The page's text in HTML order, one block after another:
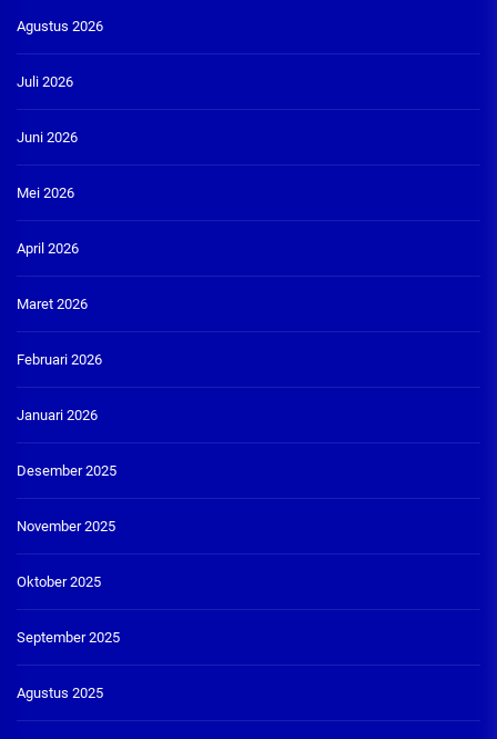
Agustus 2026
Juli 2026
Juni 2026
Mei 2026
April 2026
Maret 2026
Februari 2026
Januari 2026
Desember 2025
November 2025
Oktober 2025
September 2025
Agustus 2025